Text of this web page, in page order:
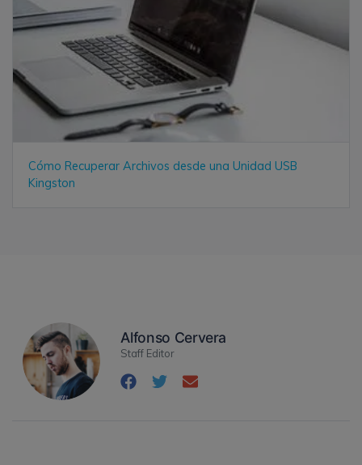
Cómo Recuperar Archivos desde una Unidad USB
Kingston
Alfonso Cervera
Staff Editor